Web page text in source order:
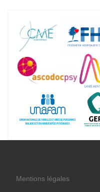
Mentions légales